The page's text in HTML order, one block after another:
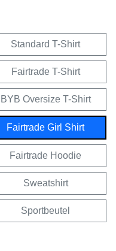
Standard T-Shirt
Fairtrade T-Shirt
BYB Oversize T-Shirt
Fairtrade Girl Shirt
Fairtrade Hoodie
Sweatshirt
Sportbeutel